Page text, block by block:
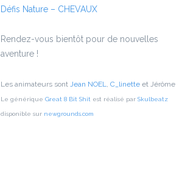
Défis Nature – CHEVAUX
Rendez-vous bientôt pour de nouvelles
aventure !
Les animateurs sont Jean NOEL, C_linette et Jérôme
Le générique Great 8 Bit Shit est réalisé par Skulbeatz
disponible sur newgrounds.com